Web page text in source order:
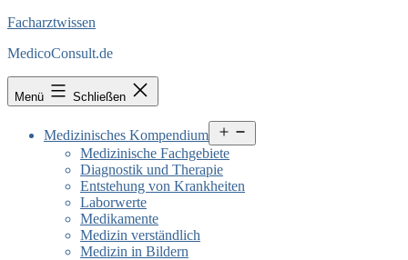
Facharztwissen
MedicoConsult.de
Menü Schließen
Medizinisches Kompendium
öffnen
Medizinische Fachgebiete
Diagnostik und Therapie
Entstehung von Krankheiten
Laborwerte
Medikamente
Medizin verständlich
Medizin in Bildern